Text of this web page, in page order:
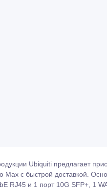
Ubiquiti предлагает
Max с быстрой доставкой.
RJ45 и 1 порт 10G SFP+, 1